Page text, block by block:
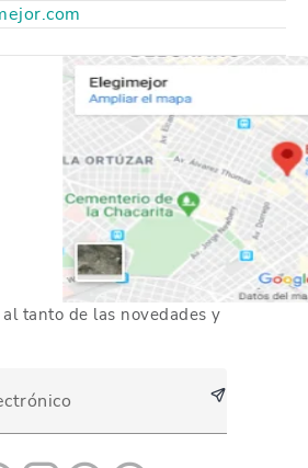
tanto de las novedades y